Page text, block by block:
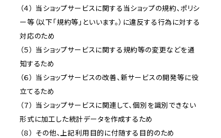
（４） 当ショップサービスに関する当ショップの規約、ポリシ
ー等（以下「規約等」といいます。）に違反する行為に対する
対応のため
（５） 当ショップサービスに関する規約等の変更などを通
知するため
（６） 当ショップサービスの改善、新サービスの開発等に役
立てるため
（７） 当ショップサービスに関連して、個別を識別できない
形式に加工した統計データを作成するため
（８） その他、上記利用目的に付随する目的のため